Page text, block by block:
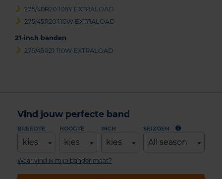
275/40R20 106Y EXTRALOAD
275/45R20 110W EXTRALOAD
21-inch banden
275/45R21 110W EXTRALOAD
Vind jouw perfecte band
BREEDTE
kies
HOOGTE
kies
INCH
kies
SEIZOEN
All season
Waar vind ik mijn bandenmaat?